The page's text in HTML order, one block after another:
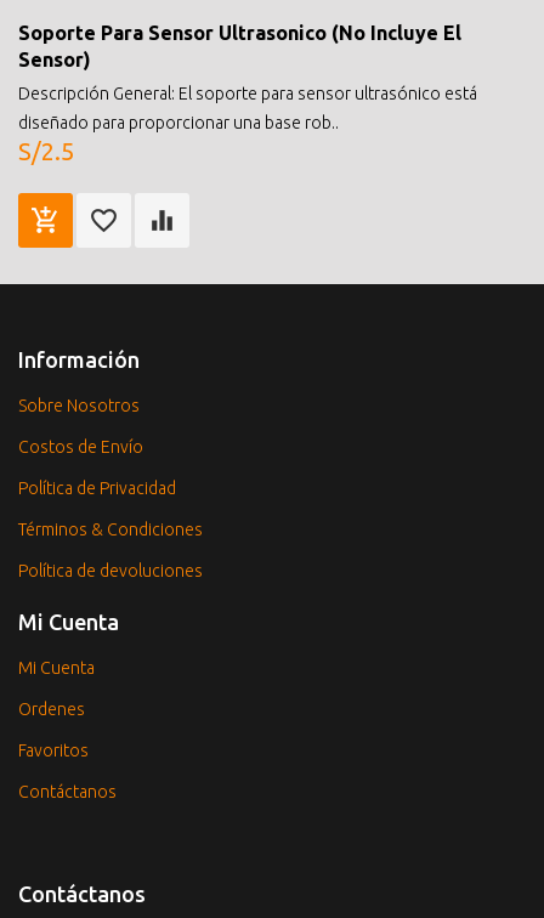
Soporte Para Sensor Ultrasonico (No Incluye El
Sensor)
Descripción General: El soporte para sensor ultrasónico está
diseñado para proporcionar una base rob..
S/2.5
Información
Sobre Nosotros
Costos de Envío
Política de Privacidad
Términos & Condiciones
Política de devoluciones
Mi Cuenta
Mi Cuenta
Ordenes
Favoritos
Contáctanos
Contáctanos